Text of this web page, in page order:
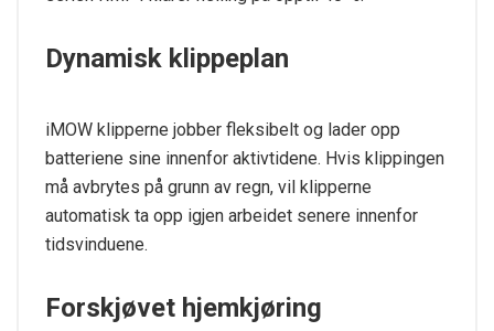
Dynamisk klippeplan
iMOW klipperne jobber fleksibelt og lader opp
batteriene sine innenfor aktivtidene. Hvis klippingen
må avbrytes på grunn av regn, vil klipperne
automatisk ta opp igjen arbeidet senere innenfor
tidsvinduene.
Forskjøvet hjemkjøring